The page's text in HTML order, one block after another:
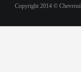
Copyright 2014 ©